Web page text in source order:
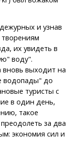
и узнав
их увидеть в
воду".
вновь выходит на
водопады" до
туристы с
в один день,
такое
за два
экономия сил и